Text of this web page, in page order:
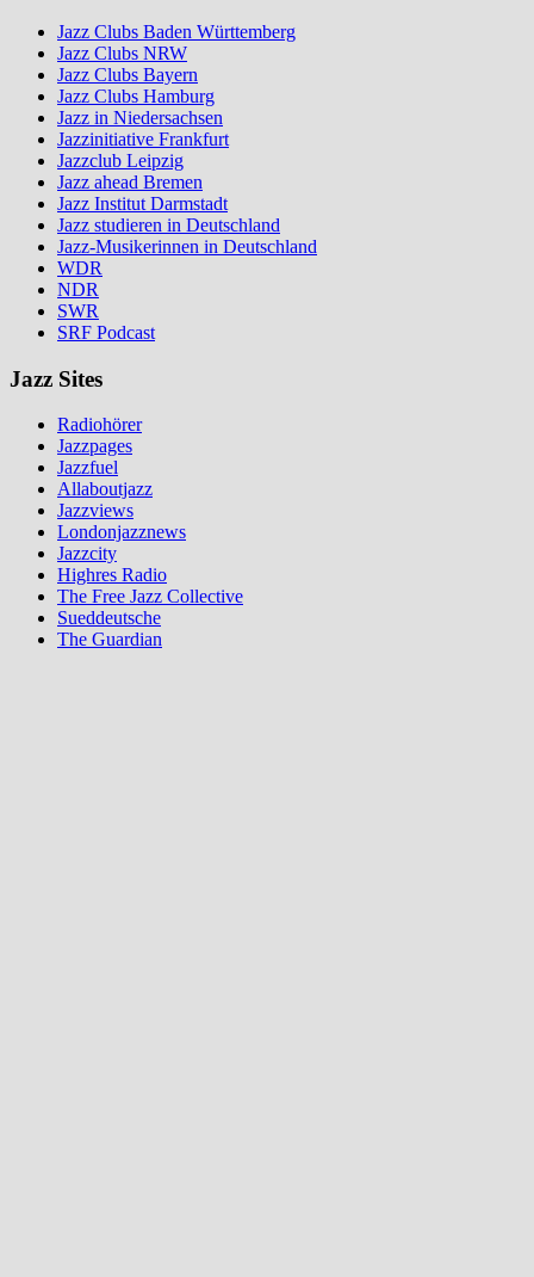
Jazz Clubs Baden Württemberg
Jazz Clubs NRW
Jazz Clubs Bayern
Jazz Clubs Hamburg
Jazz in Niedersachsen
Jazzinitiative Frankfurt
Jazzclub Leipzig
Jazz ahead Bremen
Jazz Institut Darmstadt
Jazz studieren in Deutschland
Jazz-Musikerinnen in Deutschland
WDR
NDR
SWR
SRF Podcast
Jazz Sites
Radiohörer
Jazzpages
Jazzfuel
Allaboutjazz
Jazzviews
Londonjazznews
Jazzcity
Highres Radio
The Free Jazz Collective
Sueddeutsche
The Guardian